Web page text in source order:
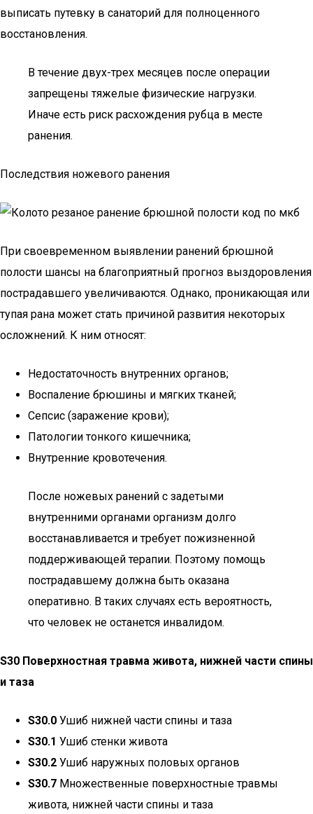
выписать путевку в санаторий для полноценного
восстановления.
В течение двух-трех месяцев после операции
запрещены тяжелые физические нагрузки.
Иначе есть риск расхождения рубца в месте
ранения.
Последствия ножевого ранения
При своевременном выявлении ранений брюшной
полости шансы на благоприятный прогноз выздоровления
пострадавшего увеличиваются. Однако, проникающая или
тупая рана может стать причиной развития некоторых
осложнений. К ним относят:
Недостаточность внутренних органов;
Воспаление брюшины и мягких тканей;
Сепсис (заражение крови);
Патологии тонкого кишечника;
Внутренние кровотечения.
После ножевых ранений с задетыми
внутренними органами организм долго
восстанавливается и требует пожизненной
поддерживающей терапии. Поэтому помощь
пострадавшему должна быть оказана
оперативно. В таких случаях есть вероятность,
что человек не останется инвалидом.
S30 Поверхностная травма живота, нижней части спины
и таза
S30.0 Ушиб нижней части спины и таза
S30.1 Ушиб стенки живота
S30.2 Ушиб наружных половых органов
S30.7 Множественные поверхностные травмы
живота, нижней части спины и таза